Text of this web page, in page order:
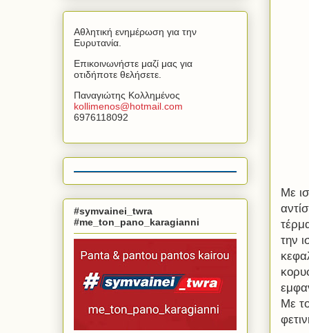
Με
την
Με
Αθλητική ενημέρωση για την
Ευρυτανία.
Επικοινωνήστε μαζί μας για
οτιδήποτε θελήσετε.
Παναγιώτης Κολλημένος
kollimenos@hotmail com
6976118092
#symvainei_twra
#me_ton_pano_karagianni